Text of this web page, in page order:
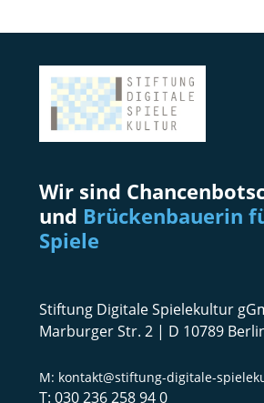
Wir sind
und Brückenbauerin
Spiele
Stiftung Digitale Spielekultur
Marburger Str. 2 | D 10789
kontakt@stiftung-digitale-
030 236 258 94 0